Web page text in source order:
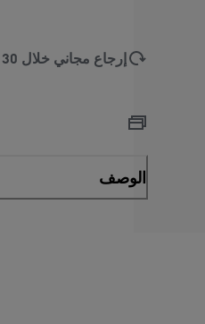
إرجاع مجاني خلال 30 يومًا
الوصف